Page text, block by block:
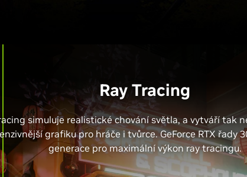
Ray Tracing
simuluje realistické chování světla, a vytváří tak
grafiku pro hráče i tvůrce. GeForce RTX řady
generace pro maximální výkon ray tracingu.